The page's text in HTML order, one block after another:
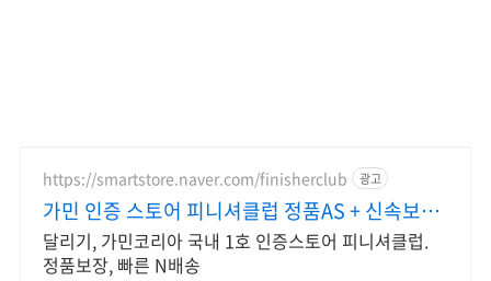
https://smartstore.naver.com/finisherclub 광고
가민 인증 스토어 피니셔클럽 정품AS + 신속보장
N배송
달리기, 가민코리아 국내 1호 인증스토어 피니셔클럽.
정품보장, 빠른 N배송